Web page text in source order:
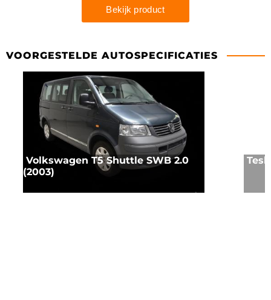
VOORGESTELDE AUTOSPECIFICATIES
Volkswagen T5 Shuttle SWB 2.0
(2003)